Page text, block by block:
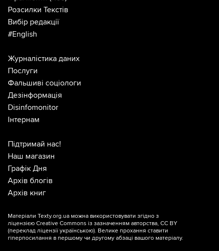
Розсилки Текстів
Вибір редакції
#English
Журналістика даних
Послуги
Фальшиві соціологи
Дезінформація
Disinfomonitor
Інтернам
Підтримай нас!
Наш магазин
Графік Дня
Архів блогів
Архів книг
Матеріали Texty.org.ua можна використовувати згідно з
ліцензією Creative Commons із зазначенням авторства, CC BY
(переклад ліцензії українською). Велике прохання ставити
гіперпосилання в першому чи другому абзаці вашого матеріалу.